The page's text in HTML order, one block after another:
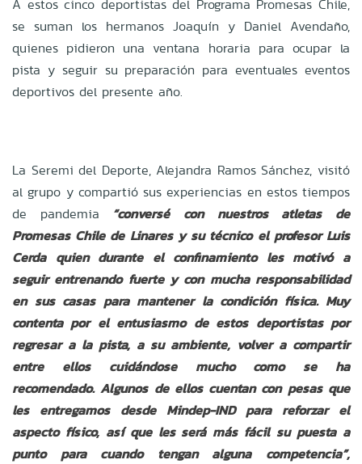
A estos cinco deportistas del Programa Promesas Chile,
se suman los hermanos Joaquín y Daniel Avendaño,
quienes pidieron una ventana horaria para ocupar la
pista y seguir su preparación para eventuales eventos
deportivos del presente año.
La Seremi del Deporte, Alejandra Ramos Sánchez, visitó
al grupo y compartió sus experiencias en estos tiempos
de pandemia “conversé con nuestros atletas de
Promesas Chile de Linares y su técnico el profesor Luis
Cerda quien durante el confinamiento les motivó a
seguir entrenando fuerte y con mucha responsabilidad
en sus casas para mantener la condición física. Muy
contenta por el entusiasmo de estos deportistas por
regresar a la pista, a su ambiente, volver a compartir
entre ellos cuidándose mucho como se ha
recomendado. Algunos de ellos cuentan con pesas que
les entregamos desde Mindep-IND para reforzar el
aspecto físico, así que les será más fácil su puesta a
punto para cuando tengan alguna competencia”,